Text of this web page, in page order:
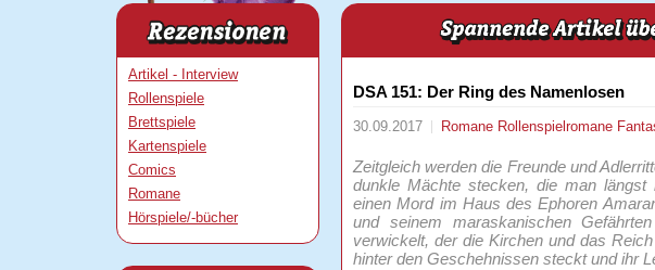
Artikel - Interview
Rollenspiele
Brettspiele
Kartenspiele
Comics
Romane
Hörspiele/-bücher
DSA 151: Der Ring des Namenlosen
30.09.2017 Romane Rollenspielromane
Zeitgleich werden die Freunde und
dunkle Mächte stecken, die man längst
einen Mord im Haus des Ephoren
und seinem maraskanischen
verwickelt, der die Kirchen und das
hinter den Geschehnissen steckt und ihr